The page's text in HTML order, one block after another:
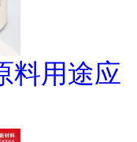
料用途应